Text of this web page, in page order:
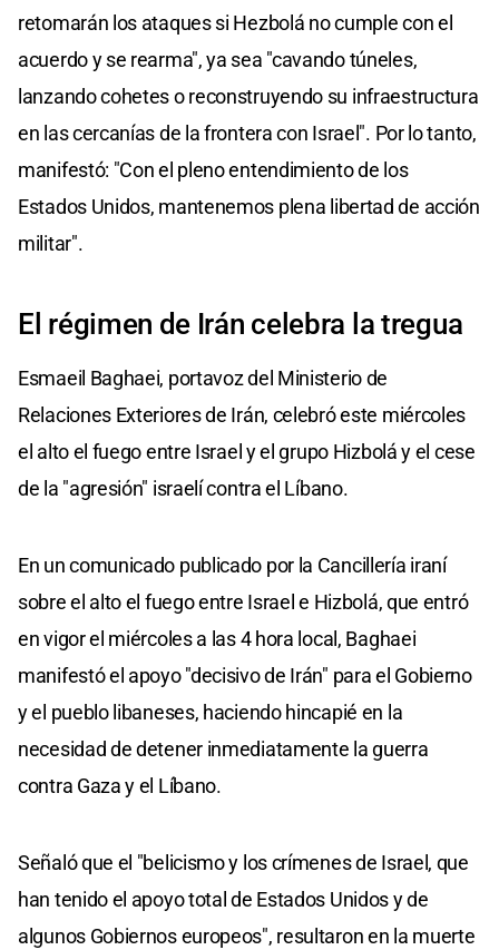
retomarán los ataques si Hezbolá no cumple con el
acuerdo y se rearma", ya sea "cavando túneles,
lanzando cohetes o reconstruyendo su infraestructura
en las cercanías de la frontera con Israel". Por lo tanto,
manifestó: "Con el pleno entendimiento de los
Estados Unidos, mantenemos plena libertad de acción
militar".
El régimen de Irán celebra la tregua
Esmaeil Baghaei, portavoz del Ministerio de
Relaciones Exteriores de Irán, celebró este miércoles
el alto el fuego entre Israel y el grupo Hizbolá y el cese
de la "agresión" israelí contra el Líbano.
En un comunicado publicado por la Cancillería iraní
sobre el alto el fuego entre Israel e Hizbolá, que entró
en vigor el miércoles a las 4 hora local, Baghaei
manifestó el apoyo "decisivo de Irán" para el Gobierno
y el pueblo libaneses, haciendo hincapié en la
necesidad de detener inmediatamente la guerra
contra Gaza y el Líbano.
Señaló que el "belicismo y los crímenes de Israel, que
han tenido el apoyo total de Estados Unidos y de
algunos Gobiernos europeos", resultaron en la muerte